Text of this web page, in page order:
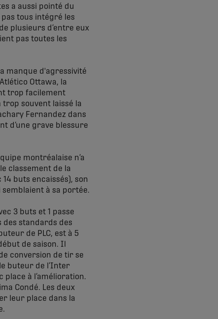
a aussi pointé du
tous intégré les
plusieurs d’entre eux
pas toutes les
manque d'agressivité
Ottawa, la
trop facilement
trop souvent laissé la
Fernandez dans
d’une grave blessure
montréalaise n’a
classement de la
buts encaissés), son
à sa portée.
3 buts et 1 passe
des standards des
de PLC, est à 5
de saison. Il
conversion de tir se
buteur de l’Inter
place à l’amélioration.
Condé. Les deux
leur place dans la